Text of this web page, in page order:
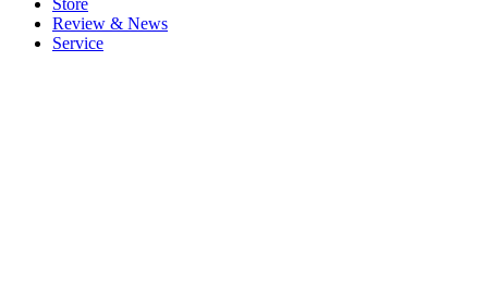
Store
Review & News
Service